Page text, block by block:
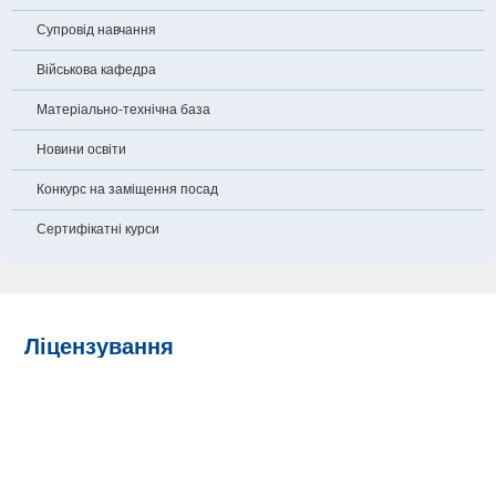
Супровід навчання
Військова кафедра
Матеріально-технічна база
Новини освіти
Конкурс на заміщення посад
Сертифікатні курси
Ліцензування